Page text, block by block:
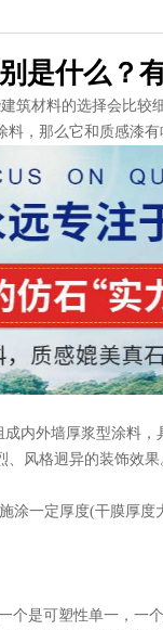
是什么？
筑材料的选择会比较
，那么它和质感漆有
外墙厚浆型涂料，
风格迥异的装饰效
一定厚度(干膜厚度
是可塑性单一，一